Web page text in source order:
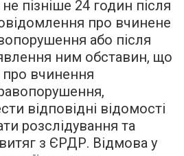
пізніше 24 годин після
про вчинене
або після
ним обставин, що
вчинення
відповідні відомості
розслідування та
з ЄРДР. Відмова у